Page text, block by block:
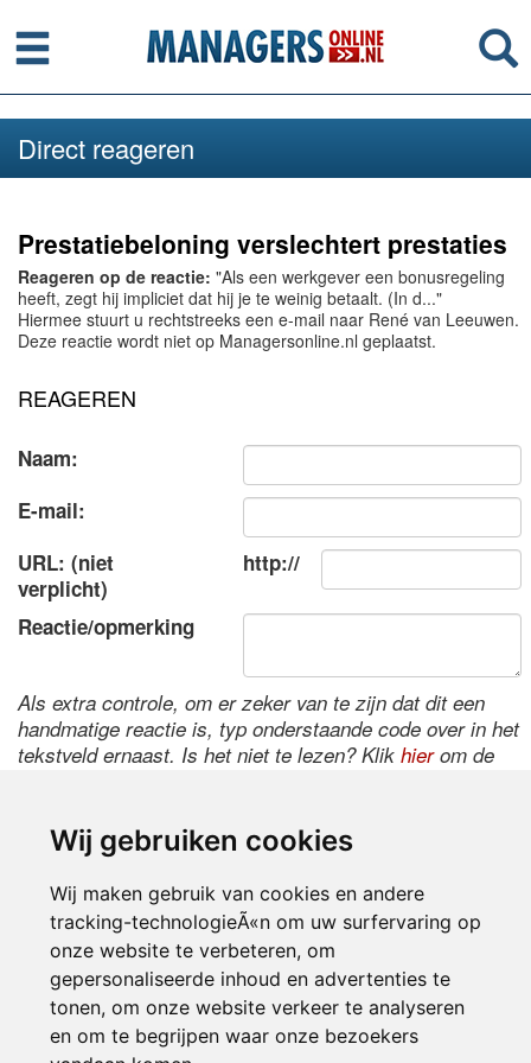
Wij gebruiken cookies
Wij maken gebruik van cookies en andere
tracking-technologieÃ«n om uw surfervaring op
onze website te verbeteren, om
gepersonaliseerde inhoud en advertenties te
tonen, om onze website verkeer te analyseren
en om te begrijpen waar onze bezoekers
Menu
Direct reageren
Prestatiebeloning verslechtert prestaties
Reageren op de reactie: "Als een werkgever een bonusregeling
heeft, zegt hij impliciet dat hij je te weinig betaalt. (In d..."
Hiermee stuurt u rechtstreeks een e-mail naar René van Leeuwen.
Deze reactie wordt niet op Managersonline.nl geplaatst.
REAGEREN
Naam:
E-mail:
URL: (niet
verplicht)
http://
Reactie/opmerking
Als extra controle, om er zeker van te zijn dat dit een
handmatige reactie is, typ onderstaande code over in het
tekstveld ernaast. Is het niet te lezen? Klik hierom de
Inloggen